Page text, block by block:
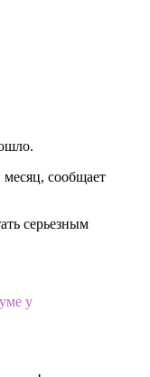
сообщает
серьезным
у